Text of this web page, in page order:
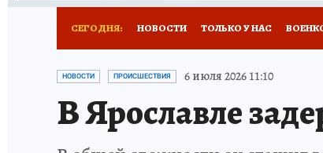
СЕГОДНЯ: НОВОСТИ ТОЛЬКО У НАС
ГЕРОИ ЯРОСЛАВИИ ИСПЫТАНО НА
НОВОСТИ ПРОИСШЕСТВИЯ 6 июля 2026 11:10
В Ярославле